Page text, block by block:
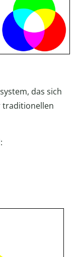
das sich
traditionellen